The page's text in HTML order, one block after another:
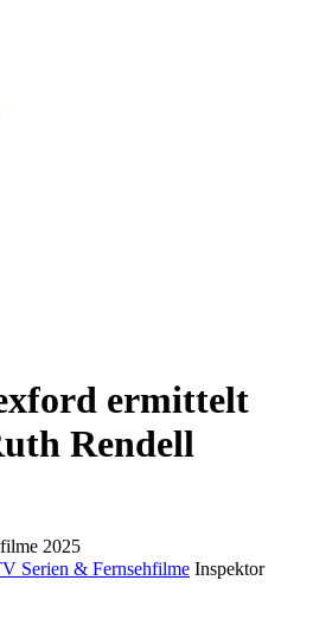
ermittelt
Rendell
2025
Serien & Fernsehfilme Inspektor